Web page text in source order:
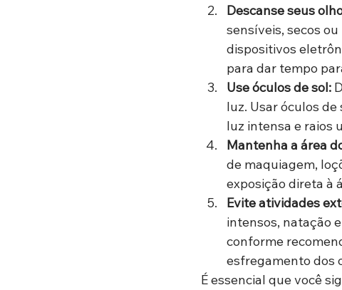
Descanse seus
sensíveis, secos
dispositivos
para dar tempo
Use óculos de sol:
luz. Usar óculos
luz intensa e raios
Mantenha a área
de maquiagem,
exposição direta à
Evite atividades
intensos, natação
conforme
esfregamento dos
É essencial que você